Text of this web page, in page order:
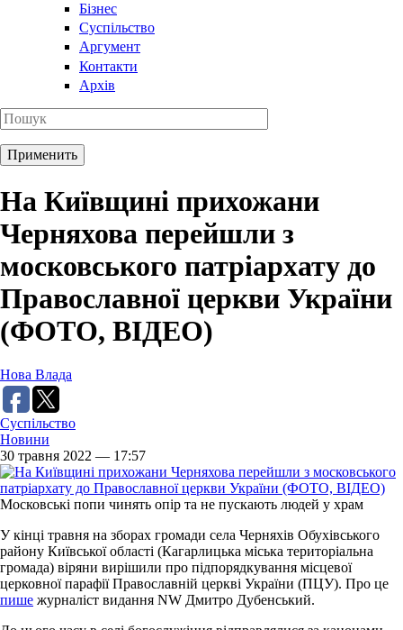
Бізнес
Суспільство
Аргумент
Контакти
Архів
На Київщині прихожани
Черняхова перейшли з
московського патріархату до
Православної церкви України
(ФОТО, ВІДЕО)
Нова Влада
Суспільство
Новини
30 травня 2022 — 17:57
Московські попи чинять опір та не пускають людей у храм
У кінці травня на зборах громади села Черняхів Обухівського
району Київської області (Кагарлицька міська територіальна
громада) віряни вирішили про підпорядкування місцевої
церковної парафії Православній церкві України (ПЦУ). Про це
пише журналіст видання NW Дмитро Дубенський.